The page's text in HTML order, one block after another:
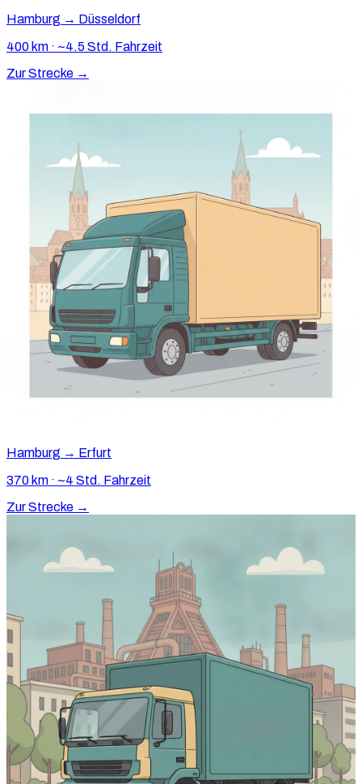
Hamburg → Düsseldorf
400 km · ~4.5 Std. Fahrzeit
Zur Strecke →
Hamburg → Erfurt
370 km · ~4 Std. Fahrzeit
Zur Strecke →